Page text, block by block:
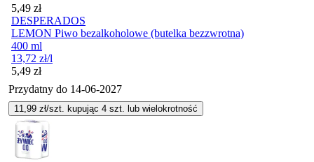
Cena
5,49 zł
DESPERADOS
LEMON Piwo bezalkoholowe (butelka bezzwrotna)
400 ml
13,72 zł/l
Cena
5,49 zł
Przydatny do 14-06-2027
11,99 zł/szt. kupując 4 szt. lub wielokrotność